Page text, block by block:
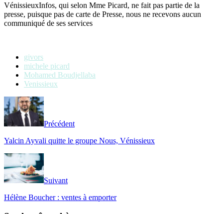
VénissieuxInfos, qui selon Mme Picard, ne fait pas partie de la
presse, puisque pas de carte de Presse, nous ne recevons aucun
communiqué de ses services
givors
michele picard
Mohamed Boudjellaba
Venissieux
Précédent
Yalcin Ayvali quitte le groupe Nous, Vénissieux
Suivant
Hélène Boucher : ventes à emporter